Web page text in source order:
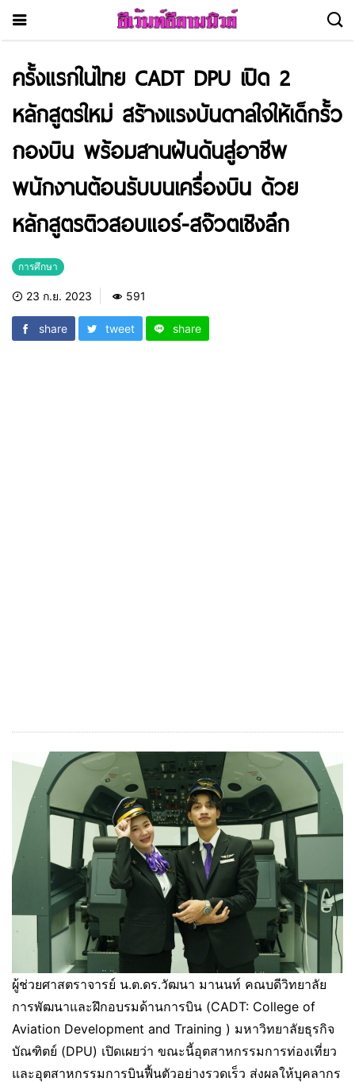
ครั้งแรกในไทย CADT DPU เปิด 2
หลักสูตรใหม่ สร้างแรงบันดาลใจให้เด็กรั้ว
กองบิน พร้อมสานฝันดันสู่อาชีพ
พนักงานต้อนรับบนเครื่องบิน ด้วย
หลักสูตรติวสอบแอร์-สจ๊วตเชิงลึก
การศึกษา
23 ก.ย. 2023 591
share tweet share
ผู้ช่วยศาสตราจารย์ น.ต.ดร.วัฒนา มานนท์ คณบดีวิทยาลัย
การพัฒนาและฝึกอบรมด้านการบิน (CADT: College of
Aviation Development and Training ) มหาวิทยาลัยธุรกิจ
บัณฑิตย์ (DPU) เปิดเผยว่า ขณะนี้อุตสาหกรรมการท่องเที่ยว
และอุตสาหกรรมการบินฟื้นตัวอย่างรวดเร็ว ส่งผลให้บุคลากร